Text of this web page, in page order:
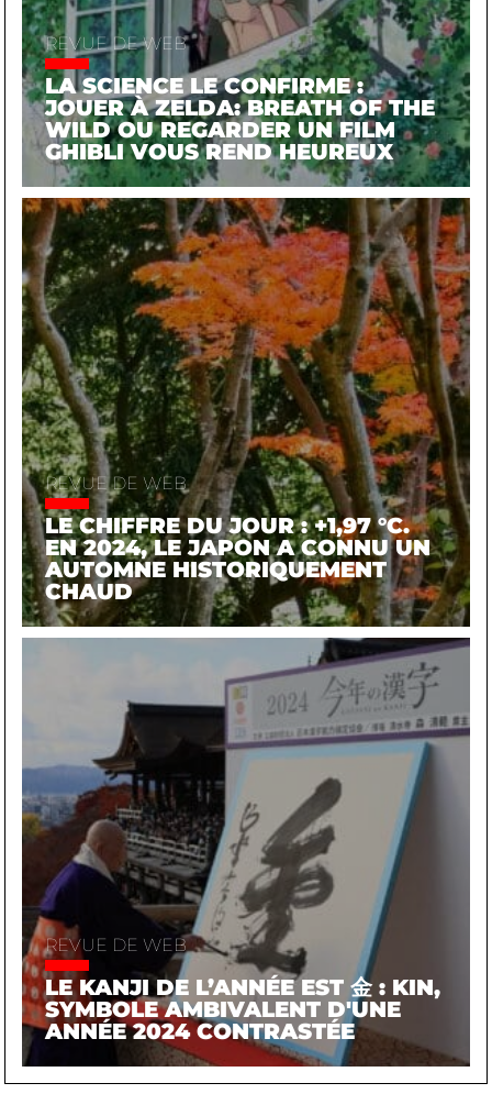
REVUE DE WEB
LA SCIENCE LE CONFIRME :
JOUER À ZELDA: BREATH OF THE
WILD OU REGARDER UN FILM
GHIBLI VOUS REND HEUREUX
REVUE DE WEB
LE CHIFFRE DU JOUR : +1,97 °C.
EN 2024, LE JAPON A CONNU UN
AUTOMNE HISTORIQUEMENT
CHAUD
REVUE DE WEB
LE KANJI DE L’ANNÉE EST 金 : KIN,
SYMBOLE AMBIVALENT D'UNE
ANNÉE 2024 CONTRASTÉE